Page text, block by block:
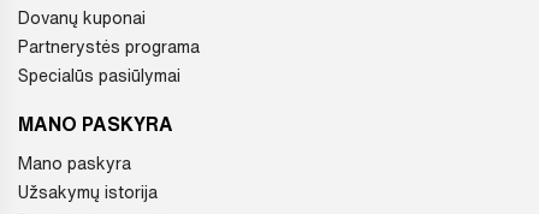
Dovanų kuponai
Partnerystės programa
Specialūs pasiūlymai
MANO PASKYRA
Mano paskyra
Užsakymų istorija